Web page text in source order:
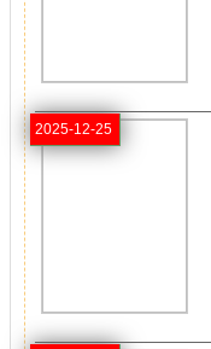
2025-12-25